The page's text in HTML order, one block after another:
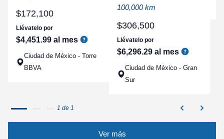
$172,100
Llévatelo por
$4,451.99 al mes
Ciudad de México - Torre
BBVA
100,000 km
$306,500
Llévatelo por
$6,296.29 al mes
Ciudad de México - Gran
Sur
1 de 1
Ver más